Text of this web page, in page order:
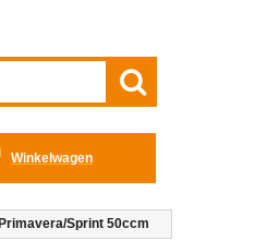
Winkelwagen
​Sprint 50ccm